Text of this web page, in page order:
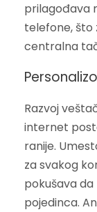
prilagođava
telefone, što
centralna
Razvoj
internet
ranije.
za svakog
pokušava
pojedinca.